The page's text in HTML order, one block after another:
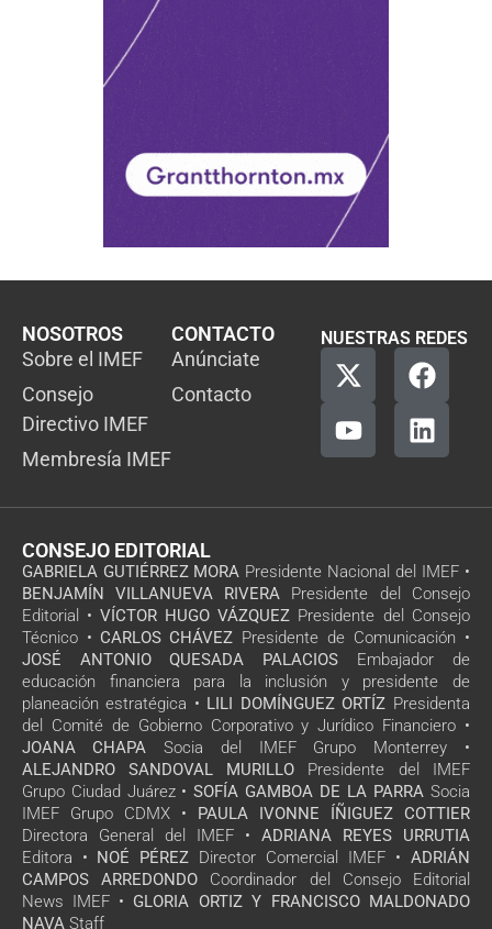
NOSOTROS
Sobre el IMEF
Consejo
Directivo IMEF
Membresía IMEF
CONTACTO
Anúnciate
Contacto
NUESTRAS REDES
CONSEJO EDITORIAL
GABRIELA GUTIÉRREZ MORA Presidente Nacional del IMEF •
BENJAMÍN VILLANUEVA RIVERA Presidente del Consejo
Editorial • VÍCTOR HUGO VÁZQUEZ Presidente del Consejo
Técnico • CARLOS CHÁVEZ Presidente de Comunicación •
JOSÉ ANTONIO QUESADA PALACIOS Embajador de
educación financiera para la inclusión y presidente de
planeación estratégica • LILI DOMÍNGUEZ ORTÍZ Presidenta
del Comité de Gobierno Corporativo y Jurídico Financiero •
JOANA CHAPA Socia del IMEF Grupo Monterrey •
ALEJANDRO SANDOVAL MURILLO Presidente del IMEF
Grupo Ciudad Juárez • SOFÍA GAMBOA DE LA PARRA Socia
IMEF Grupo CDMX • PAULA IVONNE ÍÑIGUEZ COTTIER
Directora General del IMEF • ADRIANA REYES URRUTIA
Editora • NOÉ PÉREZ Director Comercial IMEF • ADRIÁN
CAMPOS ARREDONDO Coordinador del Consejo Editorial
News IMEF • GLORIA ORTIZ Y FRANCISCO MALDONADO
NAVA Staff